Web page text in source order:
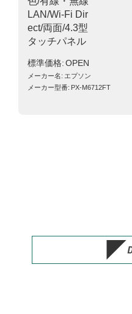
LAN/Wi-Fi Dir
ect/両面/4.3型
タッチパネル
標準価格 OPEN
メーカー名 エプソン
メーカー型番 PX-M6712FT